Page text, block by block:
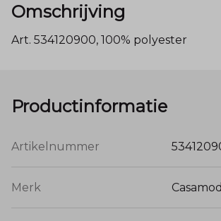
Omschrijving
Art. 534120900, 100% polyester
Productinformatie
Artikelnummer
Merk